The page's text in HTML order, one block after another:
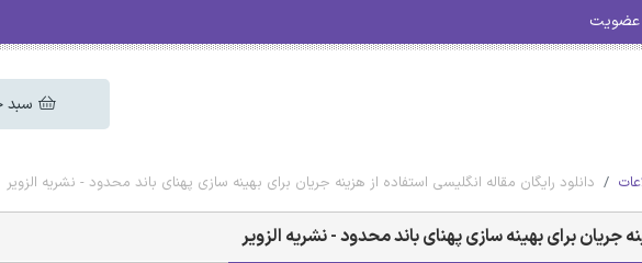
عضویت
سبد
دانلود رایگان مقاله انگلیسی استفاده از هزینه جریان برای بهینه سازی پهنای باند محدود - نشریه الزویر
جریان برای بهینه سازی پهنای باند محدود - نشریه الزویر